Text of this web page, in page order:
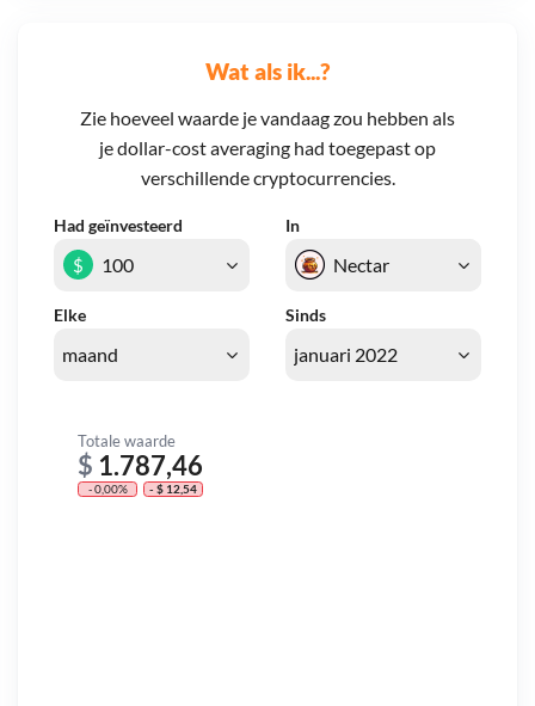
Wat als ik...?
Zie hoeveel waarde je vandaag zou hebben als
je dollar-cost averaging had toegepast op
verschillende cryptocurrencies.
Had geïnvesteerd In
Elke Sinds
$
Totale waarde
$ 1.787,46
- 0,00% - $ 12,54